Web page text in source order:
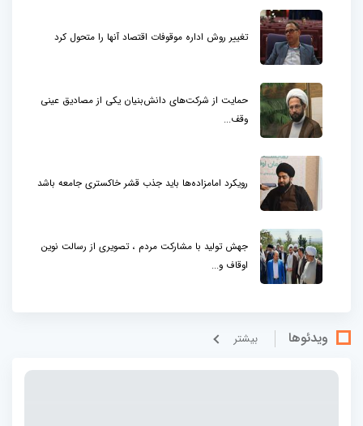
تغییر روش اداره موقوفات اقتصاد آنها را متحول کرد
حمایت از شرکت‌های دانش‌بنیان یکی از مصادیق عینی
وقف...
رویکرد امامزاده‌ها باید جذب قشر خاکستری جامعه باشد
جهش تولید با مشارکت مردم ، تصویری از رسالت نوین
اوقاف و...
ویدئوها بيشتر